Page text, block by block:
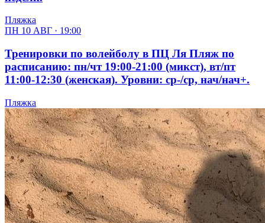
Пляжка
ПН 10 АВГ · 19:00
Тренировки по волейболу в ПЦ Ля Пляж по
расписанию: пн/чт 19:00-21:00 (микст), вт/пт
11:00-12:30 (женская). Уровни: ср-/ср, нач/нач+.
Пляжка